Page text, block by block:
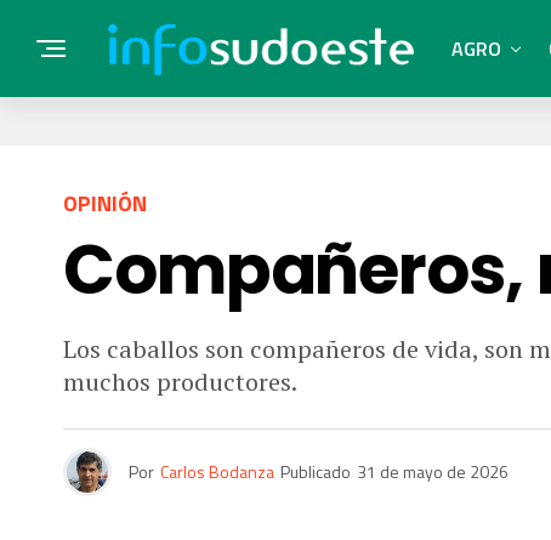
AGRO
OPINIÓN
Compañeros,
Los caballos son compañeros de vida, son
muchos productores.
Por Carlos Bodanza Publicado 31 de mayo de 2026